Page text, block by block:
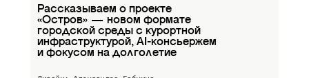
Рассказываем о проекте
«Остров» — новом формате
городской среды с курортной
инфраструктурой, AI-консьержем
и фокусом на долголетие